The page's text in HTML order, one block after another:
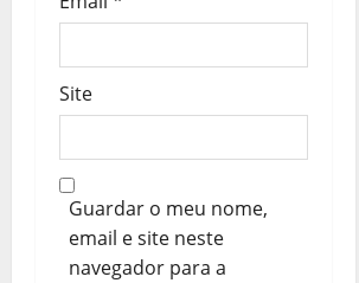
s
Site
Guardar o meu nome,
email e site neste
navegador para a